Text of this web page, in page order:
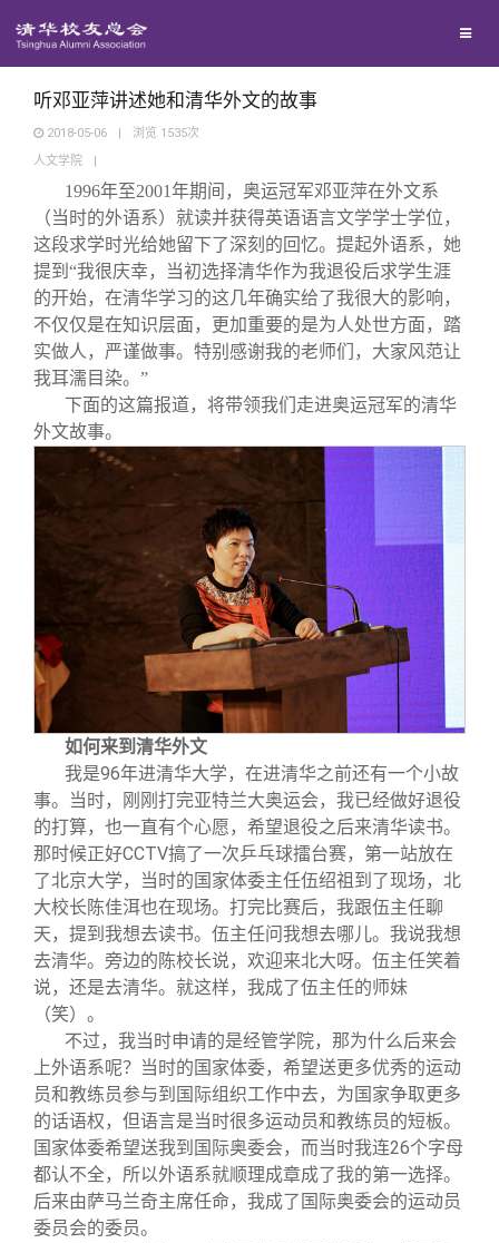
西南联大校友会
义工计划
新媒体平台
青春风采
校友讲坛
校友视界
信息化服务
三创大赛
实用信息
总会简介
会长致辞
总会章程
理事会名单
制度法规
联系我们
关闭
听邓亚萍讲述她和清华外文的故事
2018-05-06 | 浏览 1535次
人文学院
|
1996年至2001年期间，奥运冠军邓亚萍在外文系
（当时的外语系）就读并获得英语语言文学学士学位，
这段求学时光给她留下了深刻的回忆。提起外语系，她
提到“我很庆幸，当初选择清华作为我退役后求学生涯
的开始，在清华学习的这几年确实给了我很大的影响，
不仅仅是在知识层面，更加重要的是为人处世方面，踏
实做人，严谨做事。特别感谢我的老师们，大家风范让
我耳濡目染。”
下面的这篇报道，将带领我们走进奥运冠军的清华
外文故事。
如何来到清华外文
我是96年进清华大学，在进清华之前还有一个小故
事。当时，刚刚打完亚特兰大奥运会，我已经做好退役
的打算，也一直有个心愿，希望退役之后来清华读书。
那时候正好CCTV搞了一次乒乓球擂台赛，第一站放在
了北京大学，当时的国家体委主任伍绍祖到了现场，北
大校长陈佳洱也在现场。打完比赛后，我跟伍主任聊
天，提到我想去读书。伍主任问我想去哪儿。我说我想
去清华。旁边的陈校长说，欢迎来北大呀。伍主任笑着
说，还是去清华。就这样，我成了伍主任的师妹
（笑）。
不过，我当时申请的是经管学院，那为什么后来会
上外语系呢？当时的国家体委，希望送更多优秀的运动
员和教练员参与到国际组织工作中去，为国家争取更多
的话语权，但语言是当时很多运动员和教练员的短板。
国家体委希望送我到国际奥委会，而当时我连26个字母
都认不全，所以外语系就顺理成章成了我的第一选择。
后来由萨马兰奇主席任命，我成了国际奥委会的运动员
委员会的委员。